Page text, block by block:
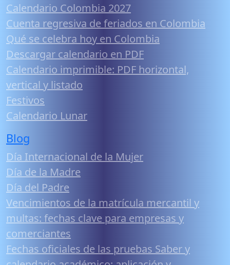
Calendario Colombia 2027
Cuenta regresiva de feriados en Colombia
Qué se celebra hoy en Colombia
Descargar calendario en PDF
Calendario imprimible: PDF horizontal,
vertical y listado
Festivos
Calendario Lunar
Blog
Día Internacional de la Mujer
Día de la Madre
Día del Padre
Vencimientos de la matrícula mercantil y
multas: fechas clave para empresas y
comerciantes
Fechas oficiales de las pruebas Saber y